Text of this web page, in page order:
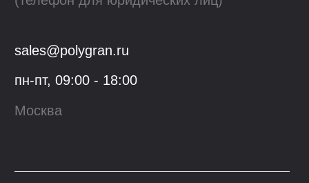
© 2023, ООО "Гранфорс",ОГРН:1 117746742662
Youtube VK
Контакты